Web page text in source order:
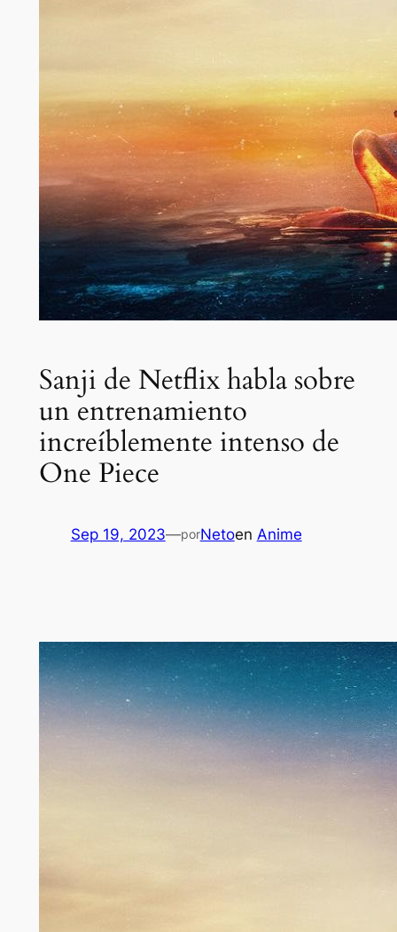
Sanji de Netflix habla sobre
un entrenamiento
increíblemente intenso de
One Piece
Sep 19, 2023—porNetoen Anime